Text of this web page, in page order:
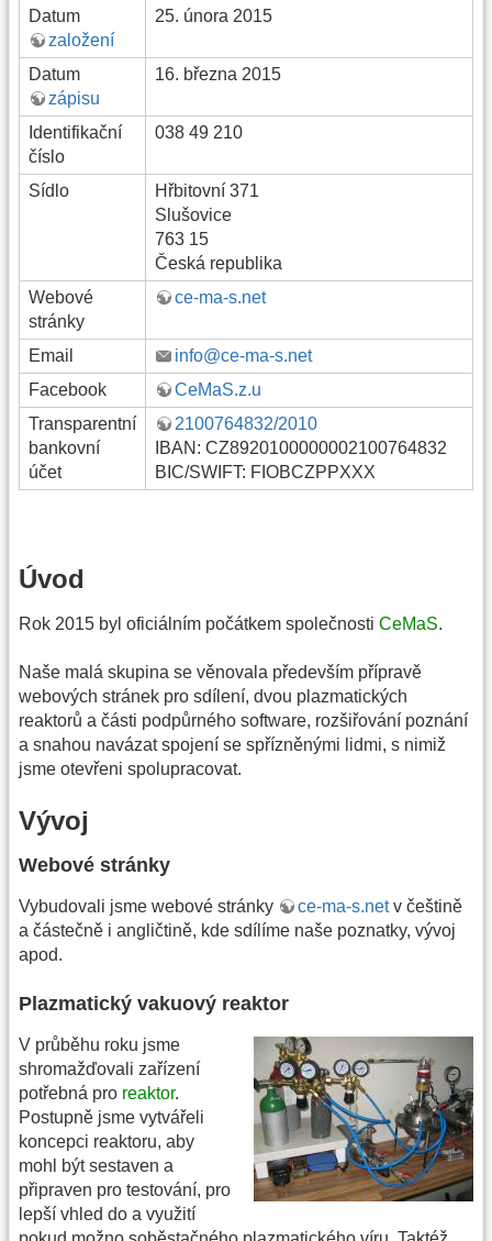
Datum
založení
25. února 2015
Datum
zápisu
16. března 2015
Identifikační
číslo
038 49 210
Sídlo
Hřbitovní 371
Slušovice
763 15
Česká republika
Webové
stránky
ce-ma-s.net
Email
info@ce-ma-s.net
Facebook
CeMaS.z.u
Transparentní
bankovní
účet
2100764832/2010
IBAN: CZ8920100000002100764832
BIC/SWIFT: FIOBCZPPXXX
Úvod
Rok 2015 byl oficiálním počátkem společnosti CeMaS.
Naše malá skupina se věnovala především přípravě
webových stránek pro sdílení, dvou plazmatických
reaktorů a části podpůrného software, rozšiřování poznání
a snahou navázat spojení se spřízněnými lidmi, s nimiž
jsme otevřeni spolupracovat.
Vývoj
Webové stránky
Vybudovali jsme webové stránky ce-ma-s.netv češtině
a částečně i angličtině, kde sdílíme naše poznatky, vývoj
apod.
Plazmatický vakuový reaktor
V průběhu roku jsme
shromažďovali zařízení
potřebná pro reaktor.
Postupně jsme vytvářeli
koncepci reaktoru, aby
mohl být sestaven a
připraven pro testování, pro
lepší vhled do a využití